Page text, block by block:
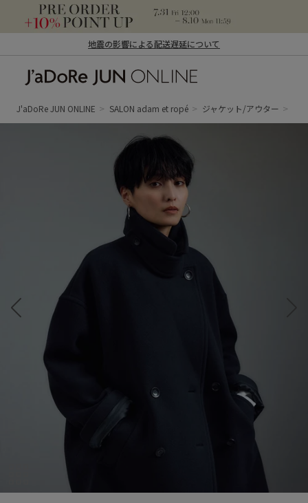
地震の影響による配送遅延について
ン オンライン）
J'aDoRe JUN ONLINE SALON adam et ropé ジャケット/アウター